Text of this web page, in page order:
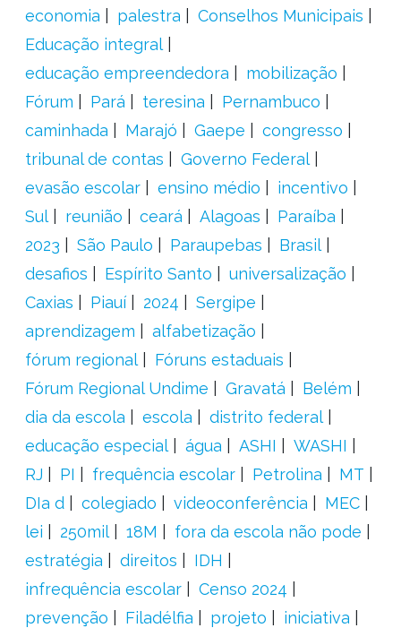
economia
palestra
Conselhos Municipais
Educação integral
educação empreendedora
mobilização
Fórum
Pará teresina
Pernambuco
caminhada
Marajó Gaepe
congresso
tribunal de contas
Governo Federal
evasão escolar
ensino médio
incentivo
Sul
reunião ceará Alagoas
Paraíba
2023
São Paulo Paraupebas
Brasil
desafios
Espírito Santo
universalização
Caxias
Piauí 2024
Sergipe
aprendizagem
alfabetização
fórum regional
Fóruns estaduais
Fórum Regional Undime
Gravatá
Belém
dia da escola
escola
distrito federal
educação especial
água ASHI
WASHI
RJ
PI frequência escolar Petrolina
MT
DIa d
colegiado videoconferência
MEC
lei
250mil 18M
fora da escola não pode
estratégia
direitos
IDH
infrequência escolar
Censo 2024
prevenção
Filadélfia projeto
iniciativa